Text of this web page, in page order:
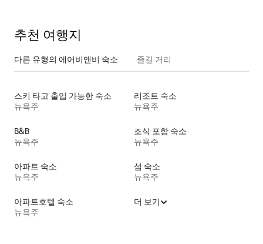
추천 여행지
다른 유형의 에어비앤비 숙소 즐길 거리
스키 타고 출입 가능한 숙소
뉴욕주
리조트 숙소
뉴욕주
B&B
뉴욕주
조식 포함 숙소
뉴욕주
아파트 숙소
뉴욕주
섬 숙소
뉴욕주
아파트호텔 숙소
뉴욕주
더 보기